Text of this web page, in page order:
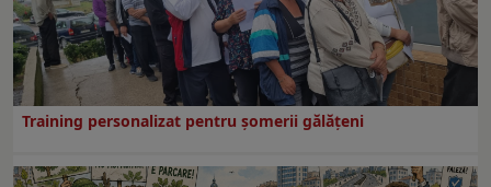
Training personalizat pentru șomerii gălățeni